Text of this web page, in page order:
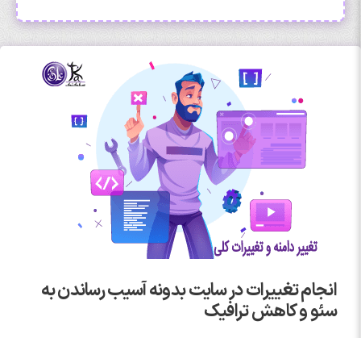
انجام تغییرات در سایت بدونه آسیب رساندن به
سئو و کاهش ترافیک